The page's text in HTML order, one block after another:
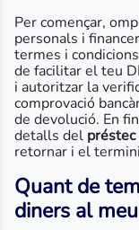
Per començar,
personals i
termes i
de facilitar el teu
i autoritzar la
comprovació
de devolució. En
detalls del préstec
retornar i el
Quant de
diners al